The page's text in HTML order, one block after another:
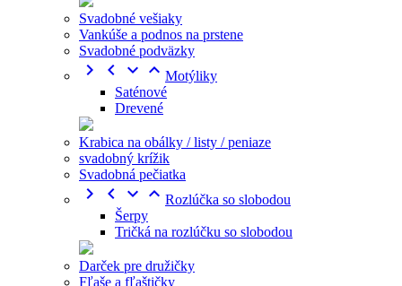
Svadobné vešiaky
Vankúše a podnos na prstene
Svadobné podväzky
    Motýliky
Saténové
Drevené
Krabica na obálky / listy / peniaze
svadobný krížik
Svadobná pečiatka
    Rozlúčka so slobodou
Šerpy
Tričká na rozlúčku so slobodou
Darček pre družičky
Fľaše a fľaštičky